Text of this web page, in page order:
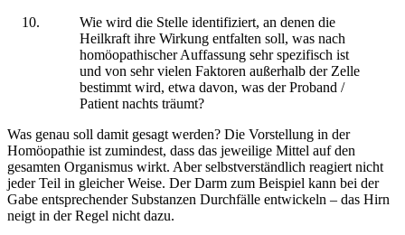
Wie wird die Stelle identifiziert, an denen die
Heilkraft ihre Wirkung entfalten soll, was nach
homöopathischer Auffassung sehr spezifisch ist
und von sehr vielen Faktoren außerhalb der Zelle
bestimmt wird, etwa davon, was der Proband /
Patient nachts träumt?
Was genau soll damit gesagt werden? Die Vorstellung in der
Homöopathie ist zumindest, dass das jeweilige Mittel auf den
gesamten Organismus wirkt. Aber selbstverständlich reagiert nicht
jeder Teil in gleicher Weise. Der Darm zum Beispiel kann bei der
Gabe entsprechender Substanzen Durchfälle entwickeln – das Hirn
neigt in der Regel nicht dazu.